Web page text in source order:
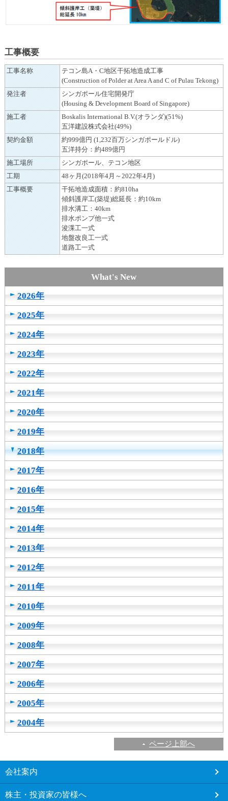
す
本
へ
移
動
し
す
工事概要
工事名称
テコン島A・C地区干拓地造成工事
(Construction of Polder at Area A and C of Pulau Tekong)
発注者
シンガポール住宅開発庁
(Housing & Development Board of Singapore)
施工者
Boskalis International B.V.(オランダ)(51%)
五洋建設株式会社(49%)
契約金額
約999億円 (1,232百万シンガポールドル)
五洋持分：約489億円
施工場所
シンガポール、テコン地区
工期
48ヶ月(2018年4月～2022年4月)
工事概要
干拓地造成面積：約810ha
傾斜護岸工(築堤)総延長：約10km
排水溝工：40km
排水ポンプ他一式
浚渫工一式
地盤改良工一式
道路工一式
2026年
2025年
2024年
2023年
2022年
2021年
2020年
2019年
2018年
2017年
2016年
2015年
2014年
2013年
2012年
2011年
2010年
2009年
2008年
2007年
2006年
2005年
2004年
ページ上部へ
こ
ら
会社案内
株主・投資家の皆様へ